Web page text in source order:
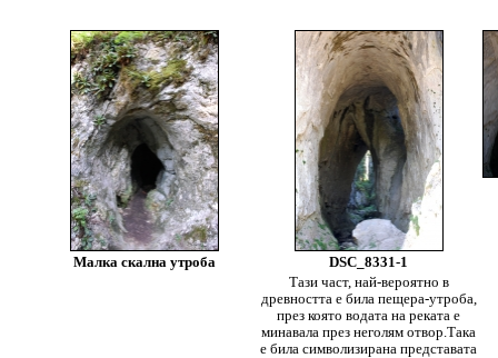
Малка скална утроба
DSC_8331-1
Тази част, най-вероятно в
древността е била пещера-утроба,
през която водата на реката е
минавала през неголям отвор.Така
е била символизирана представата